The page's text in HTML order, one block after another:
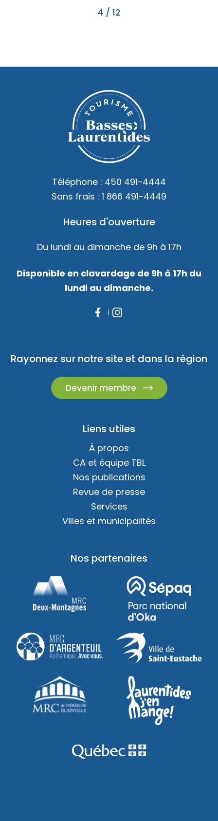
4 / 12
Téléphone : 450 491-4444
Sans frais : 1 866 491-4449
Heures d'ouverture
Du lundi au dimanche de 9h à 17h
Disponible en clavardage de 9h à 17h du
lundi au dimanche.
Rayonnez sur notre site et dans la région
Devenir membre
Liens utiles
À propos
CA et équipe TBL
Nos publications
Revue de presse
Services
Villes et municipalités
Nos partenaires